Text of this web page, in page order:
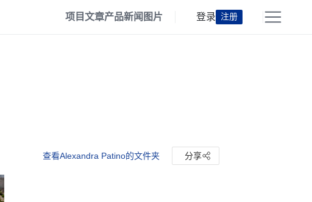
项目文章产品新闻 图片 登录 注册
查看Alexandra Patino的文件夹 分享